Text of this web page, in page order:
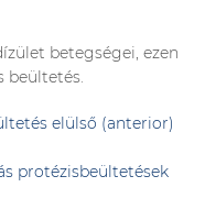
betegségei, ezen
beültetés.
elülső (anterior)
protézisbeültetések